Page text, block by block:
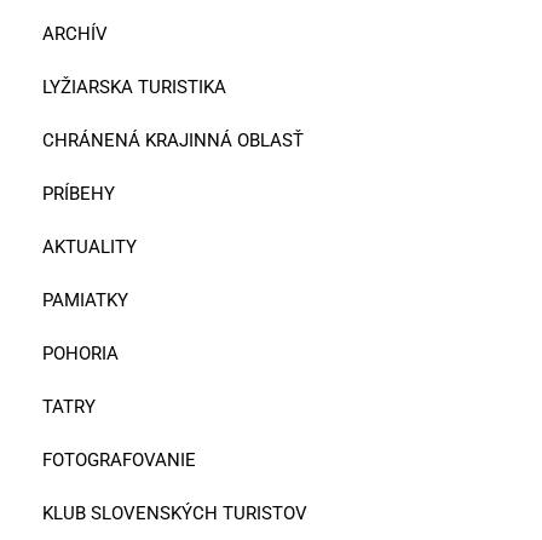
ARCHÍV
LYŽIARSKA TURISTIKA
CHRÁNENÁ KRAJINNÁ OBLASŤ
PRÍBEHY
AKTUALITY
PAMIATKY
POHORIA
TATRY
FOTOGRAFOVANIE
KLUB SLOVENSKÝCH TURISTOV